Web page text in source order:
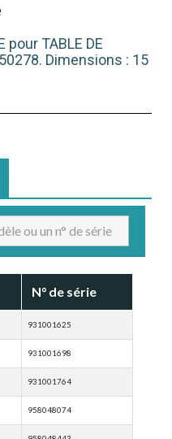
pour TABLE DE
Dimensions : 15
N° de série